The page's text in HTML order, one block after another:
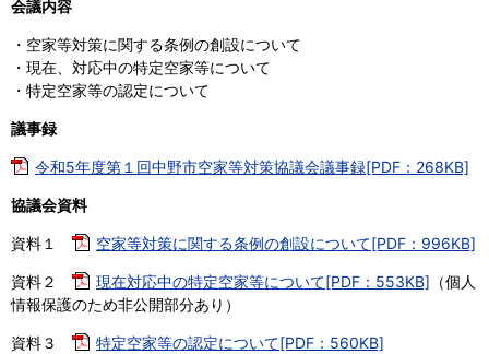
会議内容
・空家等対策に関する条例の創設について
・現在、対応中の特定空家等について
・特定空家等の認定について
議事録
令和5年度第１回中野市空家等対策協議会議事録[PDF：268KB]
協議会資料
資料１ 空家等対策に関する条例の創設について[PDF：996KB]
資料２ 現在対応中の特定空家等について[PDF：553KB] （個人
情報保護のため非公開部分あり）
資料３ 特定空家等の認定について[PDF：560KB]